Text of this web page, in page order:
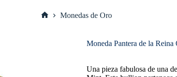
Monedas de Oro
Moneda Pantera de la
Una pieza fabulosa de una